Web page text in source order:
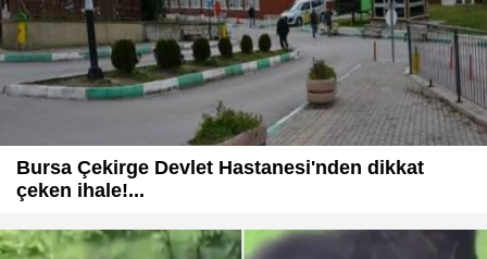
Bursa Çekirge Devlet Hastanesi'nden dikkat
çeken ihale!...